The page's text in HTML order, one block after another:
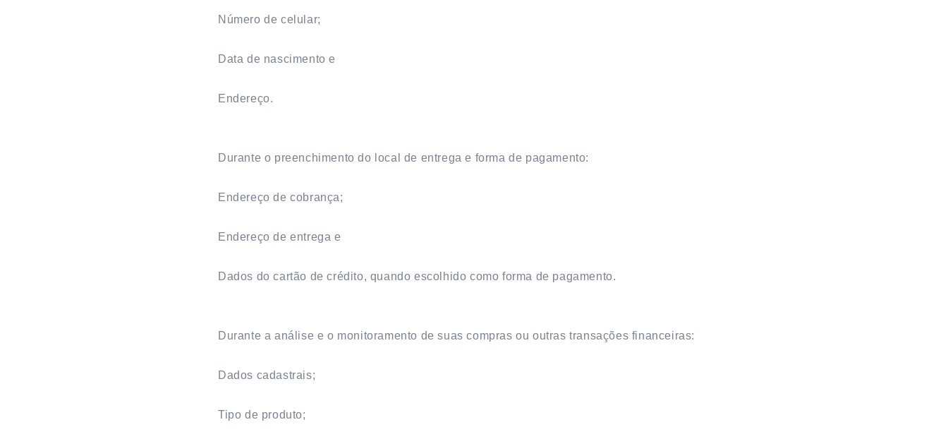
Número de celular;
Data de nascimento e
Endereço.
Durante o preenchimento do local de entrega e forma de pagamento:
Endereço de cobrança;
Endereço de entrega e
Dados do cartão de crédito, quando escolhido como forma de pagamento.
Durante a análise e o monitoramento de suas compras ou outras transações financeiras:
Dados cadastrais;
Tipo de produto;